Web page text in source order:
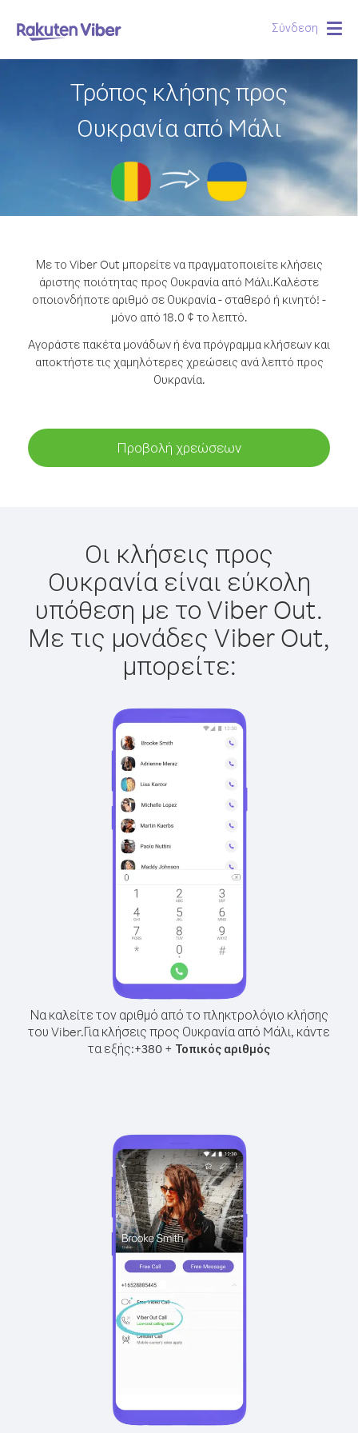
Σύνδεση
Τρόπος κλήσης προς
Ουκρανία από Mάλι
Με το Viber Out μπορείτε να πραγματοποιείτε κλήσεις
άριστης ποιότητας προς Ουκρανία από Mάλι.Καλέστε
οποιονδήποτε αριθμό σε Ουκρανία - σταθερό ή κινητό! -
μόνο από 18.0 ¢ το λεπτό.
Αγοράστε πακέτα μονάδων ή ένα πρόγραμμα κλήσεων και
αποκτήστε τις χαμηλότερες χρεώσεις ανά λεπτό προς
Ουκρανία.
Προβολή χρεώσεων
Οι κλήσεις προς
Ουκρανία είναι εύκολη
υπόθεση με το Viber Out.
Με τις μονάδες Viber Out,
μπορείτε:
Να καλείτε τον αριθμό από το πληκτρολόγιο κλήσης
του Viber.Για κλήσεις προς Ουκρανία από Mάλι, κάντε
τα εξής:+380 + Τοπικός αριθμός